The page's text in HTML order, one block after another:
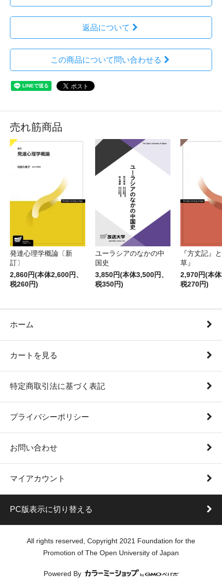
返品について
この商品について問い合わせる
売れ筋商品
発達心理学概論〔新
訂〕
2,860円(本体2,600円、
税260円)
ユーラシアのなかの中
国史
3,850円(本体3,500円、
税350円)
『方丈記』
草』
2,970円(本
税270円)
ホーム
カートを見る
特定商取引法に基づく表記
プライバシーポリシー
お問い合わせ
マイアカウント
PC版表示に切り替える
All rights reserved, Copyright 2021 Foundation for the
Promotion of The Open University of Japan
Powered By